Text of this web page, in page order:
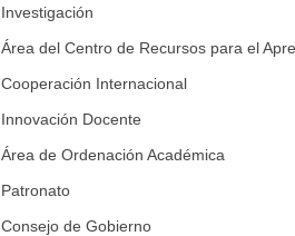
Investigación
Área del Centro de Recursos para el
Cooperación Internacional
Innovación Docente
Área de Ordenación Académica
Patronato
Consejo de Gobierno